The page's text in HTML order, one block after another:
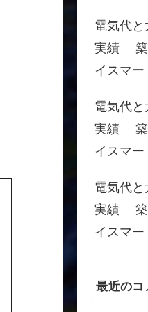
電気代
実績 築
イスマー
電気代
実績 築
イスマー
電気代
実績 築
イスマー
最近のコ